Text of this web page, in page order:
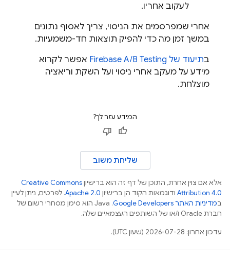
לעקוב אחריו.
אחרי שמפרסמים את הניסוי, צריך לאסוף נתונים
במשך זמן מה כדי להפיק תוצאות חד-משמעיות.
בתיעוד של Firebase A/B Testing אפשר לקרוא
מידע על מעקב אחרי ניסוי ועל השקת וריאציה
מוצלחת.
המידע עזר לך?
שליחת משוב
אלא אם צוין אחרת, התוכן של דף זה הוא ברישיוןCreative Commons
Attribution 4.0 ודוגמאות הקוד הן ברישיון Apache 2.0. לפרטים, ניתן לעיין
במדיניות האתר Google Developers‏
.‏ Java הוא סימן מסחרי רשום של
חברת Oracle ו/או של השותפים העצמאיים שלה.
עדכון אחרון: 2026-07-28 (שעון UTC).